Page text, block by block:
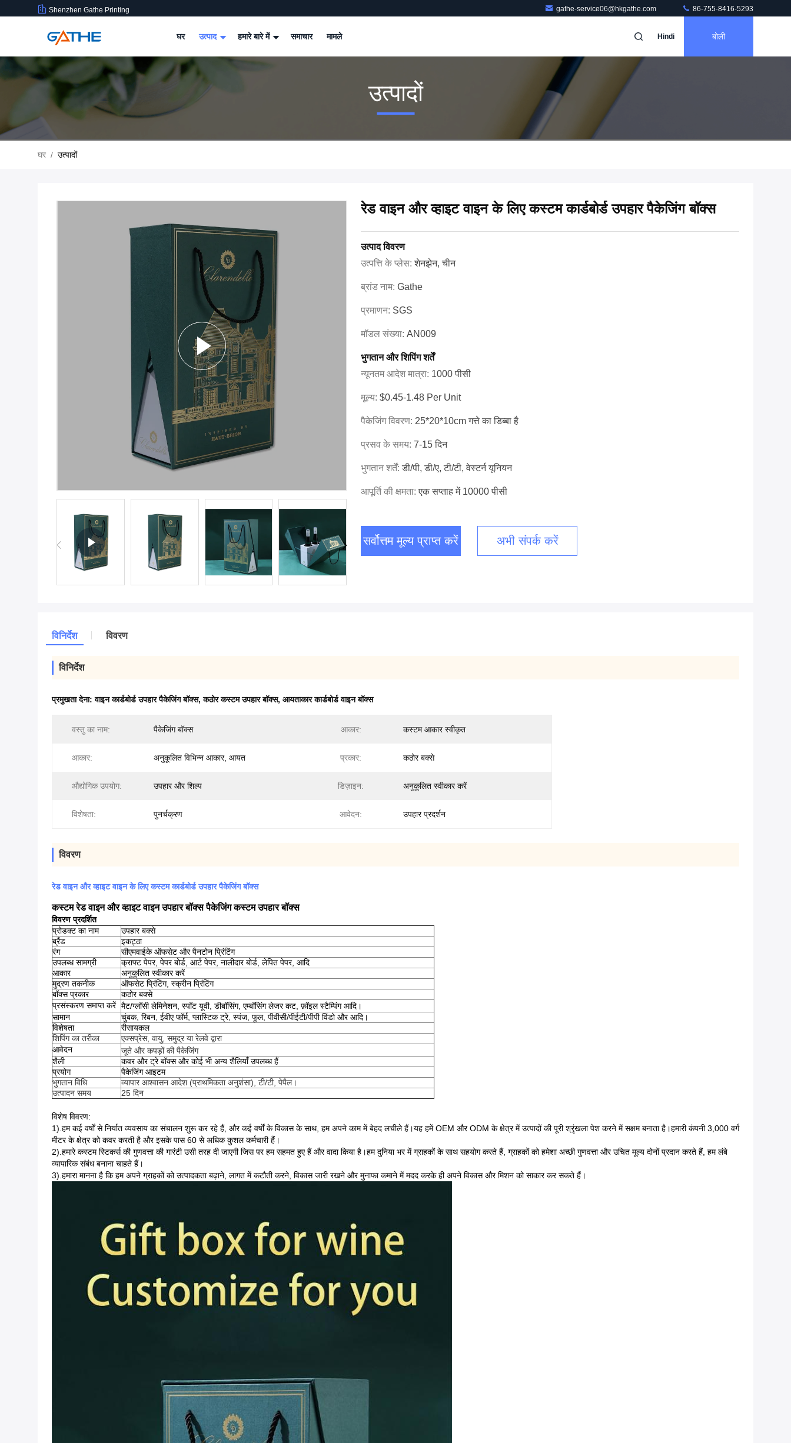
Shenzhen Gathe Printing gathe-service06@hkgathe.com 86-755-8416-5293
घर उत्पाद हमारे बारे में समाचार मामले Hindi बोली
उत्पादों
घर / उत्पादों
रेड वाइन और व्हाइट वाइन के लिए कस्टम कार्डबोर्ड उपहार पैकेजिंग बॉक्स
उत्पाद विवरण
उत्पत्ति के प्लेस:शेनझेन, चीन
ब्रांड नाम: Gathe
प्रमाणन: SGS
मॉडल संख्या: AN009
भुगतान और शिपिंग शर्तें
न्यूनतम आदेश मात्रा: 1000 पीसी
मूल्य: $0.45-1.48 Per Unit
पैकेजिंग विवरण: 25*20*10cm गत्ते का डिब्बा है
प्रसव के समय: 7-15 दिन
भुगतान शर्तें:डी/पी, डी/ए, टी/टी, वेस्टर्न यूनियन
आपूर्ति की क्षमता:एक सप्ताह में 10000 पीसी
सर्वोत्तम मूल्य प्राप्त करें अभी संपर्क करें
विनिर्देश विवरण
विनिर्देश
प्रमुखता देना:वाइन कार्डबोर्ड उपहार पैकेजिंग बॉक्स,कठोर कस्टम उपहार बॉक्स, आयताकार कार्डबोर्ड वाइन बॉक्स
वस्तु का नाम: पैकेजिंग बॉक्स आकार: कस्टम आकार स्वीकृत
आकार: अनुकूलित विभिन्न आकार, आयत प्रकार: कठोर बक्से
औद्योगिक उपयोग: उपहार और शिल्प डिज़ाइन: अनुकूलित स्वीकार करें
विशेषता: पुनर्चक्रण आवेदन: उपहार प्रदर्शन
विवरण
रेड वाइन और व्हाइट वाइन के लिए कस्टम कार्डबोर्ड उपहार पैकेजिंग बॉक्स
कस्टम रेड वाइन और व्हाइट वाइन उपहार बॉक्स पैकेजिंग कस्टम उपहार बॉक्स
विवरण प्रदर्शित
प्रोडक्ट का नाम
उपहार बक्से
ब्रैंड
इकट्ठा
रंग
सीएमवाईके ऑफसेट और पैनटोन प्रिंटिंग
उपलब्ध सामग्री
क्राफ्ट पेपर, पेपर बोर्ड, आर्ट पेपर, नालीदार बोर्ड, लेपित पेपर, आदि
आकार
अनुकूलित स्वीकार करें
मुद्रण तकनीक
ऑफसेट प्रिंटिंग, स्क्रीन प्रिंटिंग
बॉक्स प्रकार
कठोर बक्से
प्रसंस्करण समाप्त करें मैट/ग्लॉसी लेमिनेशन, स्पॉट यूवी, डीबॉसिंग, एम्बॉसिंग लेजर कट, फ़ॉइल स्टैम्पिंग आदि।
सामान
चुंबक, रिबन, ईवीए फॉर्म, प्लास्टिक ट्रे, स्पंज, फूल, पीवीसी/पीईटी/पीपी विंडो और आदि।
विशेषता
रीसायकल
शिपिंग का तरीका
एक्सप्रेस, वायु, समुद्र या रेलवे द्वारा
आवेदन
जूते और कपड़ों की पैकेजिंग
शैली
कवर और ट्रे बॉक्स और कोई भी अन्य शैलियाँ उपलब्ध हैं
प्रयोग
पैकेजिंग आइटम
भुगतान विधि
व्यापार आश्वासन आदेश (प्राथमिकता अनुशंसा), टी/टी, पेपैल।
उत्पादन समय
25 दिन
विशेष विवरण:
1).हम कई वर्षों से निर्यात व्यवसाय का संचालन शुरू कर रहे हैं, और कई वर्षों के विकास के साथ, हम अपने काम में बेहद लचीले हैं।यह हमें OEM और ODM के क्षेत्र में उत्पादों की पूरी श्रृंखला पेश करने में सक्षम बनाता है।हमारी कंपनी 3,000 वर्ग
मीटर के क्षेत्र को कवर करती है और इसके पास 60 से अधिक कुशल कर्मचारी हैं।
2).हमारे कस्टम स्टिकर्स की गुणवत्ता की गारंटी उसी तरह दी जाएगी जिस पर हम सहमत हुए हैं और वादा किया है।हम दुनिया भर में ग्राहकों के साथ सहयोग करते हैं, ग्राहकों को हमेशा अच्छी गुणवत्ता और उचित मूल्य दोनों प्रदान करते हैं, हम लंबे
व्यापारिक संबंध बनाना चाहते हैं।
3).हमारा मानना ​​है कि हम अपने ग्राहकों को उत्पादकता बढ़ाने, लागत में कटौती करने, विकास जारी रखने और मुनाफा कमाने में मदद करके ही अपने विकास और मिशन को साकार कर सकते हैं।